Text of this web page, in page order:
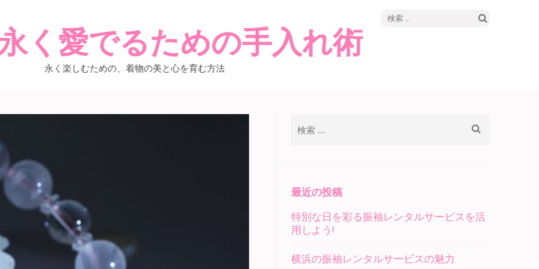
検
く愛でるための手入れ術
永く楽しむための、着物の美と心を育む方法
最近の投稿
特別な日を彩る振袖レンタルサービスを活
用しよう!
横浜の振袖レンタルサービスの魅力